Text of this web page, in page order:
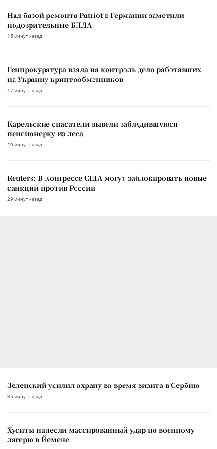
Над базой ремонта Patriot в Германии заметили
подозрительные БПЛА
15 минут назад
Генпрокуратура взяла на контроль дело работавших
на Украину криптообменников
17 минут назад
Карельские спасатели вывели заблудившуюся
пенсионерку из леса
20 минут назад
Reuters: В Конгрессе США могут заблокировать новые
санкции против России
29 минут назад
Зеленский усилил охрану во время визита в Сербию
35 минут назад
Хуситы нанесли массированный удар по военному
лагерю в Йемене